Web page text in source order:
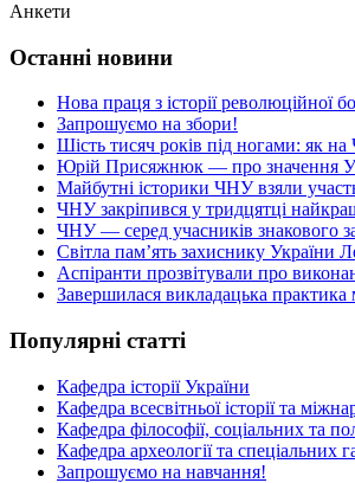
Анкети
Останні новини
Нова праця з історії революційної
Запрошуємо на збори!
Шість тисяч років під ногами: як
Юрій Присяжнюк — про значення
Майбутні історики ЧНУ взяли
ЧНУ закріпився у тридцятці
ЧНУ — серед учасників знакового
Світла пам’ять захиснику України
Аспіранти прозвітували про
Завершилася викладацька практика
Популярні статті
Кафедра історії України
Кафедра всесвітньої історії та
Кафедра філософії, соціальних та
Кафедра археології та спеціальних
Запрошуємо на навчання!